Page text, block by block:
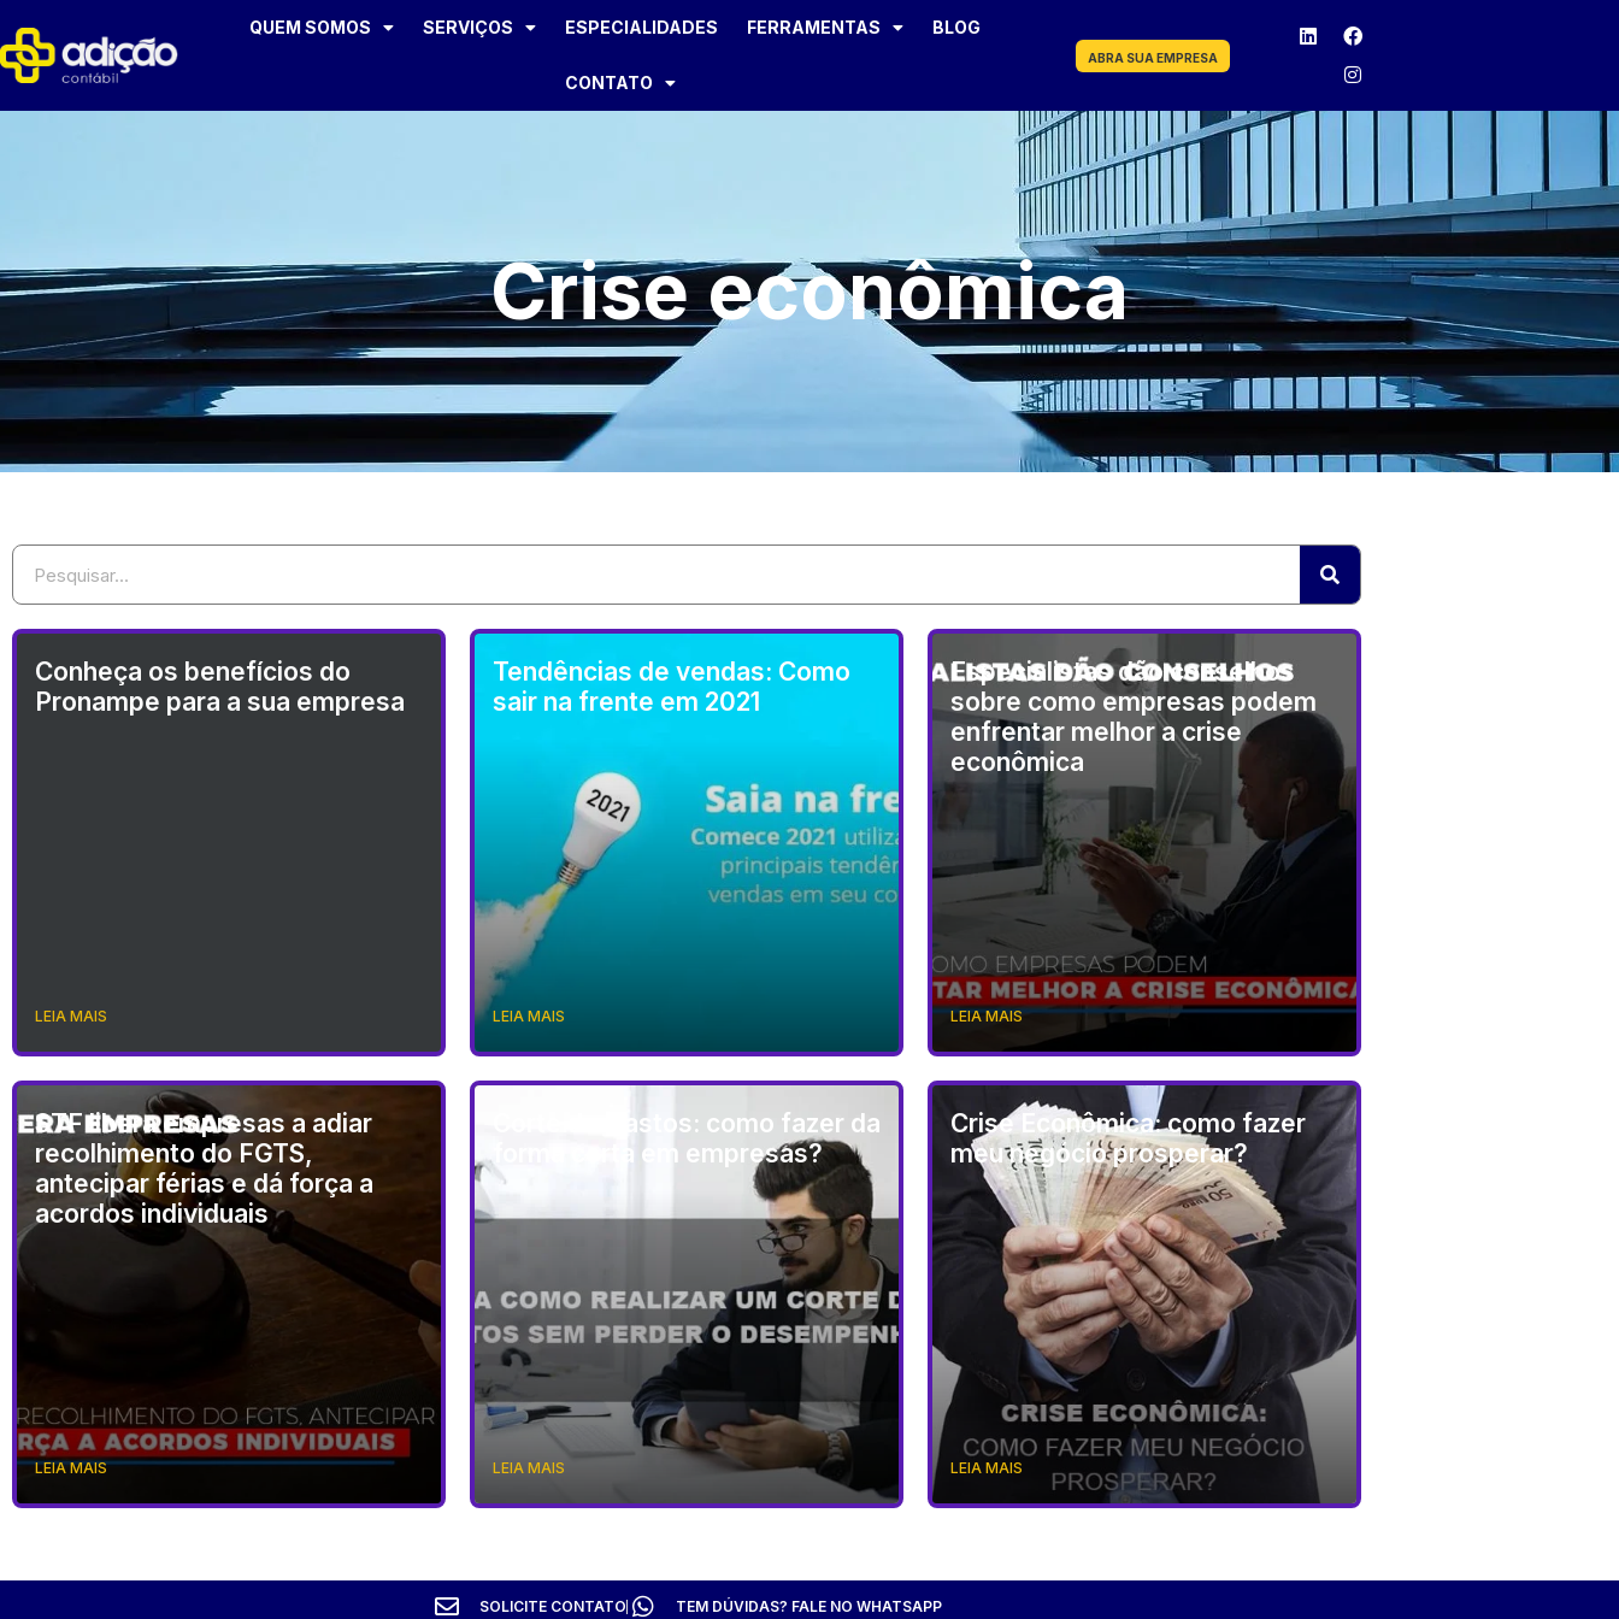
QUEM SOMOS SERVIÇOS ESPECIALIDADES FERRAMENTAS BLOG
CONTATO
ABRA SUA EMPRESA
Crise econômica
Conheça os benefícios do
Pronampe para a sua empresa
LEIA MAIS
Tendências de vendas: Como
sair na frente em 2021
LEIA MAIS
Especialistas dão conselhos
sobre como empresas podem
enfrentar melhor a crise
econômica
LEIA MAIS
STF libera empresas a adiar
recolhimento do FGTS,
antecipar férias e dá força a
acordos individuais
LEIA MAIS
Corte de Gastos: como fazer da
forma certa em empresas?
LEIA MAIS
Crise Econômica: como fazer
meu negócio prosperar?
LEIA MAIS
SOLICITE CONTATO TEM DÚVIDAS? FALE NO WHATSAPP